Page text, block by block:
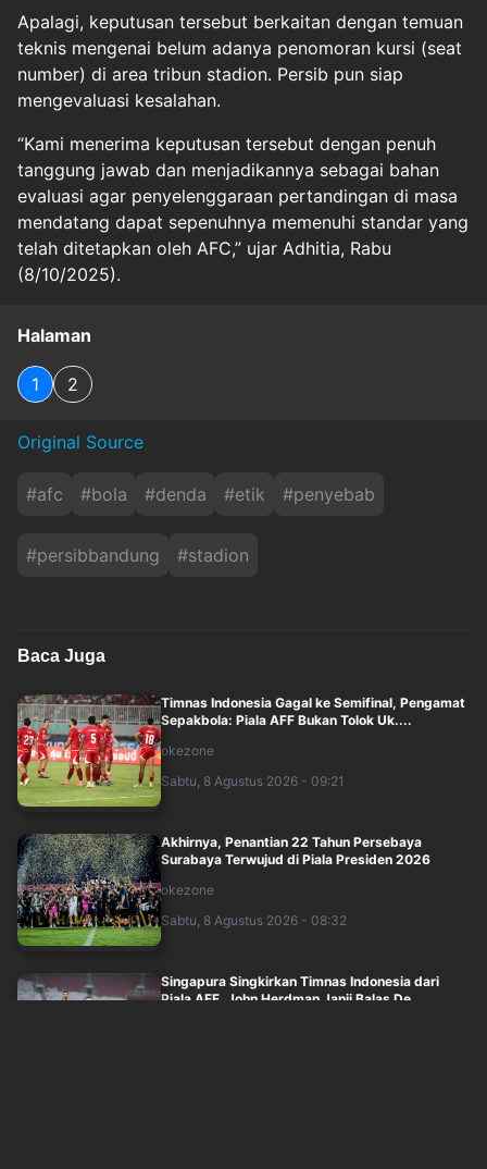
Apalagi, keputusan tersebut berkaitan dengan temuan
teknis mengenai belum adanya penomoran kursi (seat
number) di area tribun stadion. Persib pun siap
mengevaluasi kesalahan.
“Kami menerima keputusan tersebut dengan penuh
tanggung jawab dan menjadikannya sebagai bahan
evaluasi agar penyelenggaraan pertandingan di masa
mendatang dapat sepenuhnya memenuhi standar yang
telah ditetapkan oleh AFC,” ujar Adhitia, Rabu
(8/10/2025).
Halaman
1 2
Original Source
#afc #bola #denda #etik #penyebab
#persibbandung #stadion
Baca Juga
Timnas Indonesia Gagal ke Semifinal, Pengamat
Sepakbola: Piala AFF Bukan Tolok Uk....
okezone
Sabtu, 8 Agustus 2026 - 09:21
Akhirnya, Penantian 22 Tahun Persebaya
Surabaya Terwujud di Piala Presiden 2026
okezone
Sabtu, 8 Agustus 2026 - 08:32
Singapura Singkirkan Timnas Indonesia dari
Piala AFF, John Herdman Janji Balas De....